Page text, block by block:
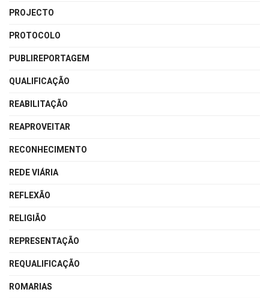
PROJECTO
PROTOCOLO
PUBLIREPORTAGEM
QUALIFICAÇÃO
REABILITAÇÃO
REAPROVEITAR
RECONHECIMENTO
REDE VIÁRIA
REFLEXÃO
RELIGIÃO
REPRESENTAÇÃO
REQUALIFICAÇÃO
ROMARIAS